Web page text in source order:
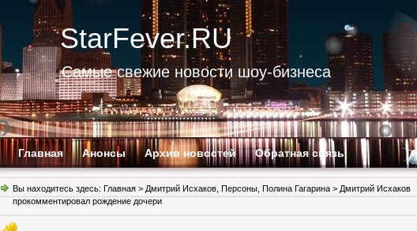
StarFever.RU
Самые свежие новости шоу-бизнеса
Главная Анонсы Архив новостей Обратная связь
Вы находитесь здесь: Главная > Дмитрий Исхаков Персоны Полина Гагарина > Дмитрий Исхаков
прокомментировал рождение дочери